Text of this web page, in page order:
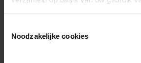
Selection
Noodzakelijke cookies
Hart voor iedereen
‘Ik vind het onacceptabel als je soms ziet
reageert’, gaat Jeroen verder, ‘dan gaat
sneller kloppen. Mensen weten vaak niet